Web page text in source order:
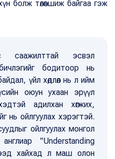
болж төлөвшиж байгаа гэж
саажилттай эсвэл
бодитоор нь
үйл хөдлөл нь л ийм
оюун ухаан эрүүл
адилхан хөгжих,
нь ойлгуулах хэрэгтэй.
ойлгуулах монгол
"Understanding
хайхад л маш олон